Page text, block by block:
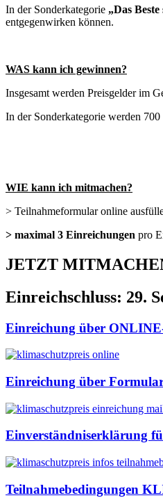
In der Sonderkategorie „Das
entgegenwirken können.
WAS kann ich gewinnen?
Insgesamt werden Preisgelder im
In der Sonderkategorie werden
WIE kann ich mitmachen?
> Teilnahmeformular online
> maximal 3 Einreichungen pro
JETZT
Einreichschluss: 29.
Einreichung über
Einreichung über
Einverständniserklärung
Teilnahmebedingungen